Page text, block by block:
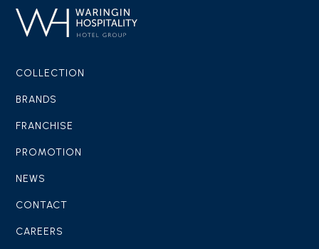
COLLECTION
BRANDS
FRANCHISE
PROMOTION
NEWS
CONTACT
CAREERS